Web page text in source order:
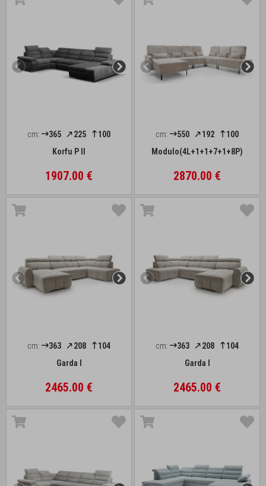
cm: 365 225
100
Korfu P II
1907.00 €
cm: 550 192
100
Modulo(4L+1+1+7+1+8P)
2870.00 €
cm: 363 208
104
Garda I
2465.00 €
cm: 363 208
104
Garda I
2465.00 €